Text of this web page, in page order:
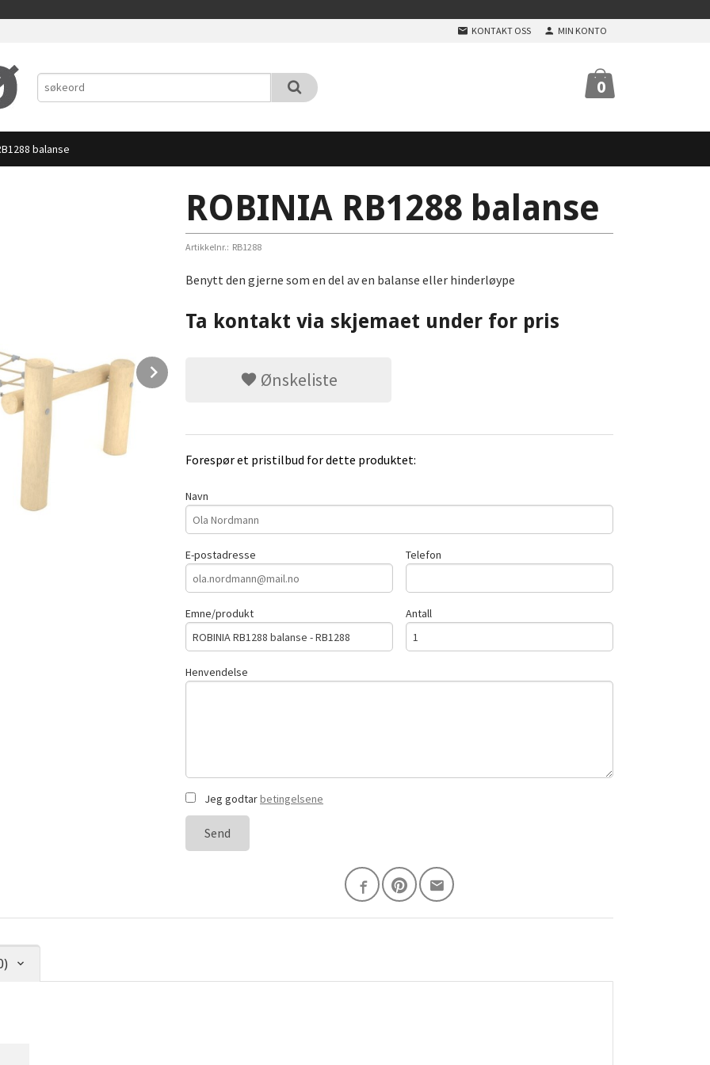
KONTAKT OSS MIN KONTO
0
balanse
ROBINIA RB1288 balanse
Artikkelnr.: RB1288
Benytt den gjerne som en del av en balanse eller hinderløype
Ta kontakt via skjemaet under for pris
Ønskeliste
Forespør et pristilbud for dette produktet:
Navn
E-postadresse Telefon
Emne/produkt Antall
Henvendelse
Jeg godtarbetingelsene
Send